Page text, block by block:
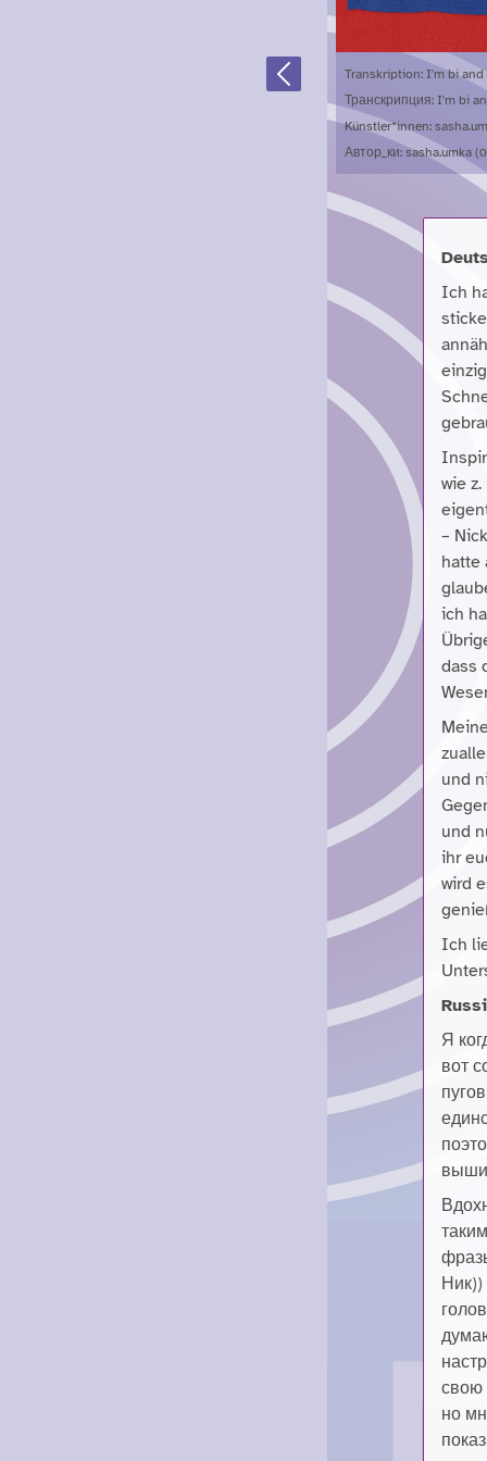
Previous
Transkription: I'm bi
Транскрипция: I'm bi
Künstler*innen:
Автор_ки: sasha.umka
Ich
wie
–
hatte
ich
dass
und
und
ihr
wird
Ich
Я
вот
свою
но